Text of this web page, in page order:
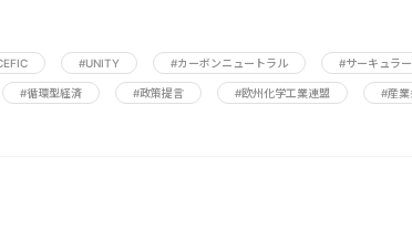
#UNITY #カーボンニュートラル #サーキュラ
#循環型経済 #政策提言 #欧州化学工業連盟 #産業